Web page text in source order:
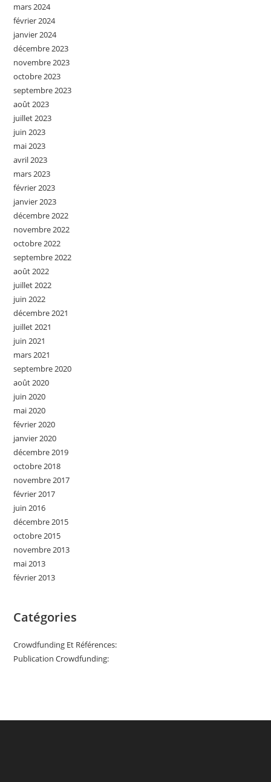
mars 2024
février 2024
janvier 2024
décembre 2023
novembre 2023
octobre 2023
septembre 2023
août 2023
juillet 2023
juin 2023
mai 2023
avril 2023
mars 2023
février 2023
janvier 2023
décembre 2022
novembre 2022
octobre 2022
septembre 2022
août 2022
juillet 2022
juin 2022
décembre 2021
juillet 2021
juin 2021
mars 2021
septembre 2020
août 2020
juin 2020
mai 2020
février 2020
janvier 2020
décembre 2019
octobre 2018
novembre 2017
février 2017
juin 2016
décembre 2015
octobre 2015
novembre 2013
mai 2013
février 2013
Catégories
Crowdfunding Et Références:
Publication Crowdfunding: